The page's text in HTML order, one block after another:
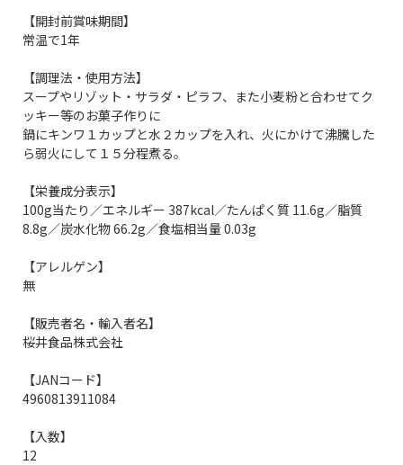
【開封前賞味期間】
常温で1年
【調理法・使用方法】
スープやリゾット・サラダ・ピラフ、また小麦粉と合わせてク
ッキー等のお菓子作りに
鍋にキンワ１カップと水２カップを入れ、火にかけて沸騰した
ら弱火にして１５分程煮る。
【栄養成分表示】
100g当たり／エネルギー 387kcal／たんぱく質 11.6g／脂質
8.8g／炭水化物 66.2g／食塩相当量 0.03g
【アレルゲン】
無
【販売者名・輸入者名】
桜井食品株式会社
【JANコード】
4960813911084
【入数】
12